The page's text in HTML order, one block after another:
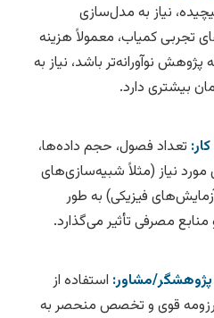
نیاز به مدل‌سازی
تجربی کمیاب، معمولاً هزینه
پژوهش نوآورانه‌تر باشد، نیاز به
بیشتری دارد.
تعداد فصول، حجم داده‌ها،
نیاز (مثلاً شبیه‌سازی‌های
فیزیکی) به طور
مصرفی تأثیر می‌گذارد.
مشاور: استفاده از
رزومه قوی و تخصص منحصر به